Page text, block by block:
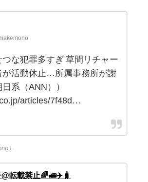
つな犯罪多すぎ 草間リチャー
が活動休止…所属事務所が謝
系（ANN））
articles/7f48d…
）
@転載禁止🌈🚅✈️🧳